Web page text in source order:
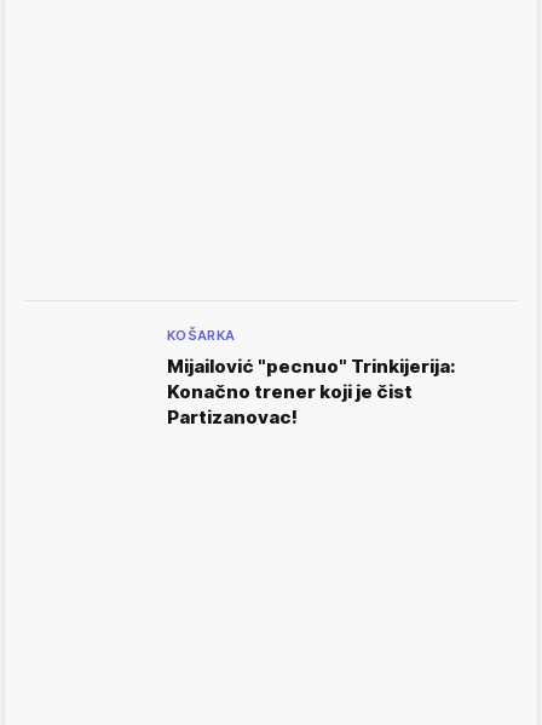
KOŠARKA
Mijailović "pecnuo" Trinkijerija:
Konačno trener koji je čist
Partizanovac!